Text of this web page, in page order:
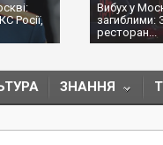
Росії,
Вибух у
загиблими:
ресторан...
ЗНАННЯ